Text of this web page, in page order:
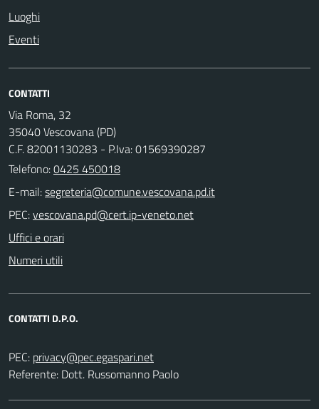
Luoghi
Eventi
CONTATTI
Via Roma, 32
35040 Vescovana (PD)
C.F. 82001130283 - P.Iva: 01569390287
Telefono:0425 450018
E-mail:
PEC:
Uffici e orari
Numeri utili
CONTATTI D.P.O.
PEC:
Referente: Dott. Russomanno Paolo